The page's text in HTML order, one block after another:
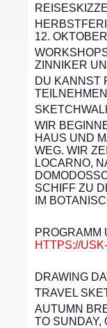
12.
ZINNIKER
DU KANNST
WIR
HAUS UND
WEG. WIR
LOCARNO,
SCHIFF ZU
IM
PROGRAMM
HTTPS://
DRAWING
TRAVEL
AUTUMN
TO SUNDAY,